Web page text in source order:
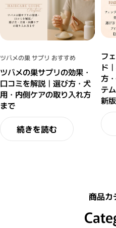
ツバメの巣 サプリ おすすめ
ツバメの巣サプリの効果・
口コミを解説｜選び方・犬
用・内側ケアの取り入れ方
まで
続きを読む
フ
ド
方
テ
新版
商品カ